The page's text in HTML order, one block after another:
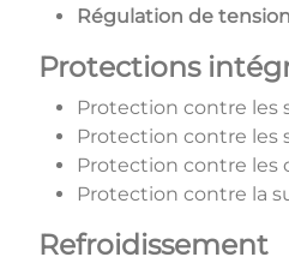
Régulation de
Protections
Protection contre les
Protection contre les
Protection contre les
Protection contre la
Refroidissement